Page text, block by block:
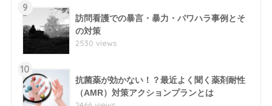
9
訪問看護での暴言・暴力・パワハラ事例とそ
の対策
2530 views
10
抗菌薬が効かない！？最近よく聞く薬剤耐性
（AMR）対策アクションプランとは